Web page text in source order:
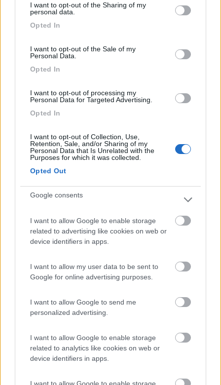
not limited to your visit or usage behaviour. You may click to
grant or deny consent to Google and its third-party tags to
use your data for below specified purposes in below Google
I want to opt-out of the Sharing of my
personal data.
Opted In
I want to opt-out of the Sale of my
Personal Data.
Opted In
I want to opt-out of processing my
Personal Data for Targeted Advertising.
Opted In
I want to opt-out of Collection, Use,
Retention, Sale, and/or Sharing of my
Personal Data that Is Unrelated with the
Purposes for which it was collected.
Opted Out
Google consents
I want to allow Google to enable storage
related to advertising like cookies on web or
device identifiers in apps.
I want to allow my user data to be sent to
Google for online advertising purposes.
I want to allow Google to send me
personalized advertising.
I want to allow Google to enable storage
related to analytics like cookies on web or
device identifiers in apps.
I want to allow Google to enable storage
Giovanni
13575
Aggiungo un particolare che mi sembra importante per i
camperisti che per me è stata basilare nella scelta del
ed anche i Percorsi personali con più way-point (punti di
passaggio). Direi fondamentale.
Giovanni
giorgioste
5069
Ma lui ha o mai avuto un navigatore? Il display che si è rotto a
cosa serviva?
Finora hanno risposto solo quelli che preferiscono usare il
Ad esempio io il cellulare lo uso a piedi o per emergenza o per
alcune ma non lo considererei mai un sostituto volontario
Il dubbio è l'inizio della conoscenza.
naldorm
1077
09:20:56